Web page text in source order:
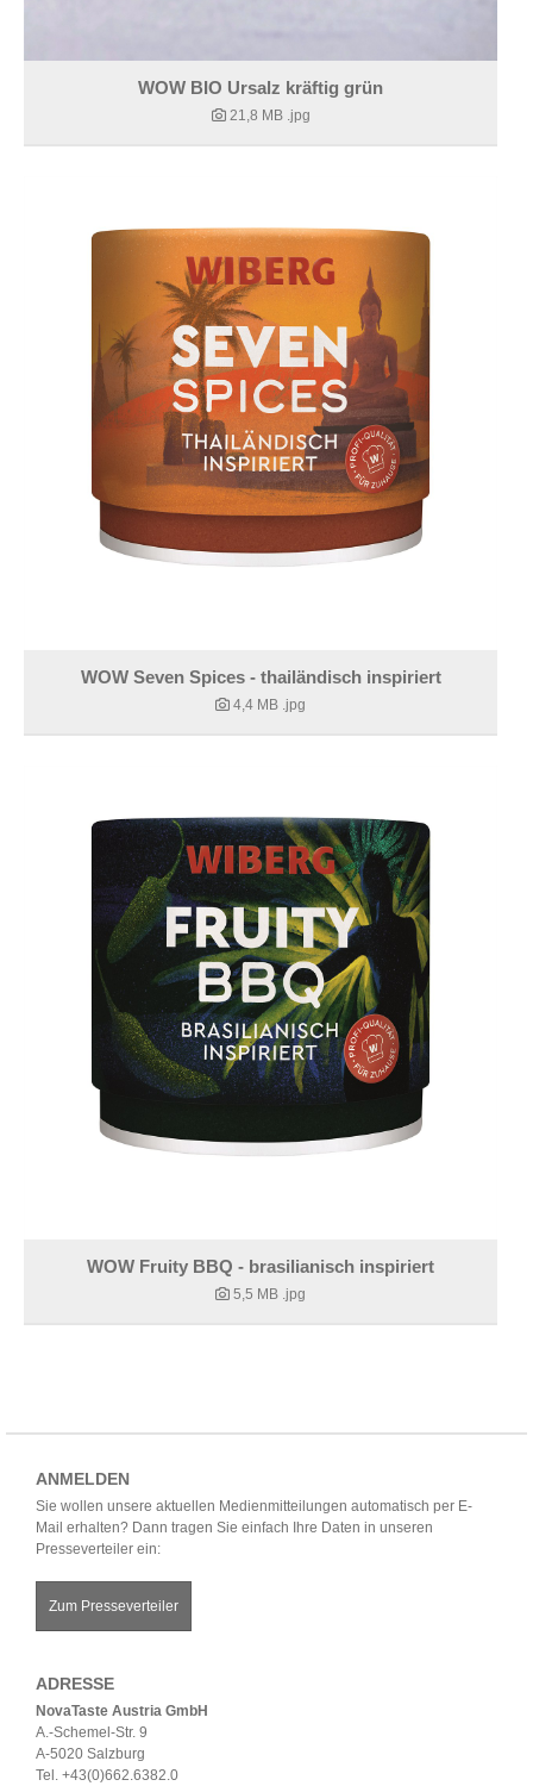
WOW BIO Ursalz kräftig grün
21,8 MB .jpg
WOW Seven Spices - thailändisch inspiriert
4,4 MB .jpg
WOW Fruity BBQ - brasilianisch inspiriert
5,5 MB .jpg
ANMELDEN
Sie wollen unsere aktuellen Medienmitteilungen automatisch per E-
Mail erhalten? Dann tragen Sie einfach Ihre Daten in unseren
Presseverteiler ein:
Zum Presseverteiler
ADRESSE
NovaTaste Austria GmbH
A.-Schemel-Str. 9
A-5020 Salzburg
Tel. +43(0)662.6382.0